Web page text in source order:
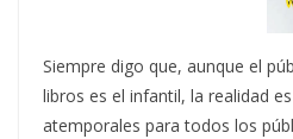
Siempre digo que, aunque el
libros es el infantil, la realidad
atemporales para todos los